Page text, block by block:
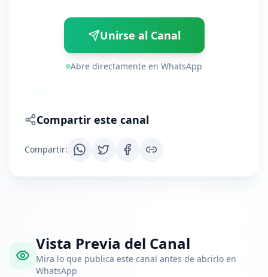
Unirse al Canal
Abre directamente en WhatsApp
Compartir este canal
Compartir:
Vista Previa del Canal
Mira lo que publica este canal antes de abrirlo en
WhatsApp